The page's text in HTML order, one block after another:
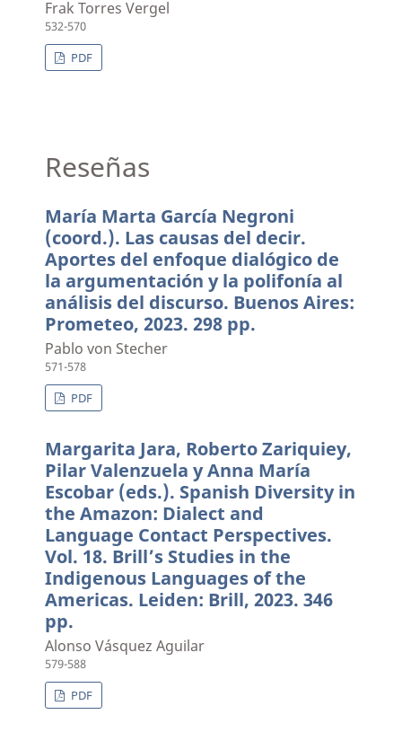
Frak Torres Vergel
532-570
PDF
Reseñas
María Marta García Negroni
(coord.). Las causas del decir.
Aportes del enfoque dialógico de
la argumentación y la polifonía al
análisis del discurso. Buenos Aires:
Prometeo, 2023. 298 pp.
Pablo von Stecher
571-578
PDF
Margarita Jara, Roberto Zariquiey,
Pilar Valenzuela y Anna María
Escobar (eds.). Spanish Diversity in
the Amazon: Dialect and
Language Contact Perspectives.
Vol. 18. Brill’s Studies in the
Indigenous Languages of the
Americas. Leiden: Brill, 2023. 346
pp.
Alonso Vásquez Aguilar
579-588
PDF